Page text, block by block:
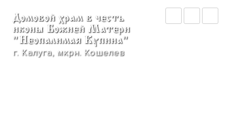
Домовой храм в честь
иконы Божией Матери
"Неопалимая Купина"
г. Калуга, мкрн. Кошелев